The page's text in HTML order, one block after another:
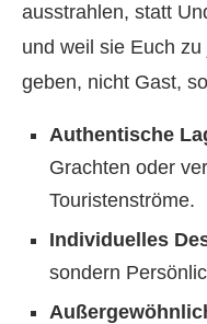
ausstrahlen, statt
und weil sie Euch zu
geben, nicht Gast,
Authentische
Grachten oder
Touristenströme.
Individuelles
sondern